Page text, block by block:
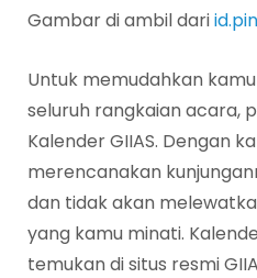
Gambar di ambil dari
Untuk memudahkan
seluruh rangkaian acara,
Kalender GIIAS. Dengan
merencanakan
dan tidak akan
yang kamu minati.
temukan di situs resmi